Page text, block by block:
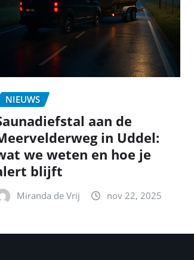
NIEUWS
aan de
in Uddel:
we weten en hoe je
blijft
Miranda de Vrij nov 22, 2025